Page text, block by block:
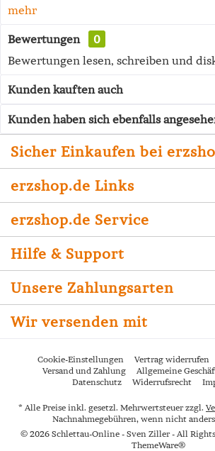
mehr
Bewertungen
0
Bewertungen lesen, schreiben und
Kunden kauften auch
Kunden haben sich ebenfalls
Sicher Einkaufen bei
erzshop.de Links
erzshop.de Service
Hilfe & Support
Unsere Zahlungsarten
Wir versenden mit
Cookie-Einstellungen Vertrag widerrufen
Versand und Zahlung
Allgemeine
Datenschutz
Widerrufsrecht
* Alle Preise inkl. gesetzl. Mehrwertsteuer zzgl.
Nachnahmegebühren, wenn nicht
© 2026 Schlettau-Online - Sven Ziller - All Rights
ThemeWare®